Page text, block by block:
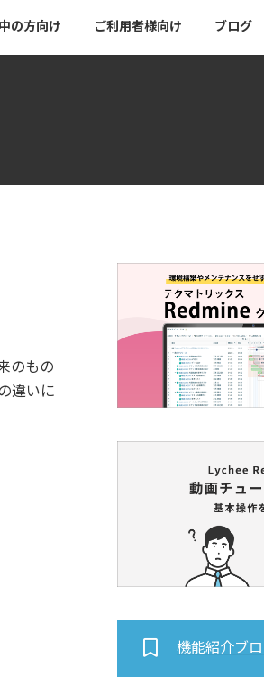
の方向け ご利用者様向け ブログ
のもの
違いに
機能紹介ブ